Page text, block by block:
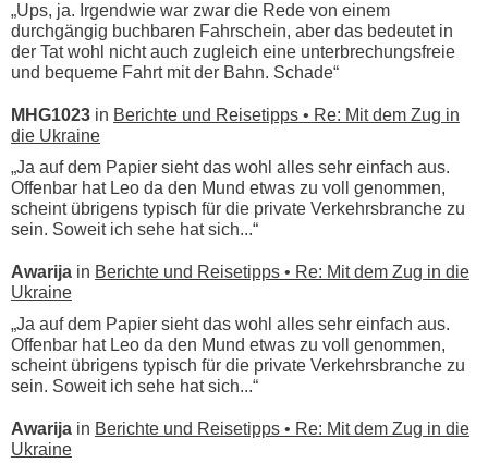
„Ups, ja. Irgendwie war zwar die Rede von einem
durchgängig buchbaren Fahrschein, aber das bedeutet in
der Tat wohl nicht auch zugleich eine unterbrechungsfreie
und bequeme Fahrt mit der Bahn. Schade“
MHG1023 in Berichte und Reisetipps • Re: Mit dem Zug in
die Ukraine
„Ja auf dem Papier sieht das wohl alles sehr einfach aus.
Offenbar hat Leo da den Mund etwas zu voll genommen,
scheint übrigens typisch für die private Verkehrsbranche zu
sein. Soweit ich sehe hat sich...“
Awarija in Berichte und Reisetipps • Re: Mit dem Zug in die
Ukraine
„Ja auf dem Papier sieht das wohl alles sehr einfach aus.
Offenbar hat Leo da den Mund etwas zu voll genommen,
scheint übrigens typisch für die private Verkehrsbranche zu
sein. Soweit ich sehe hat sich...“
Awarija in Berichte und Reisetipps • Re: Mit dem Zug in die
Ukraine